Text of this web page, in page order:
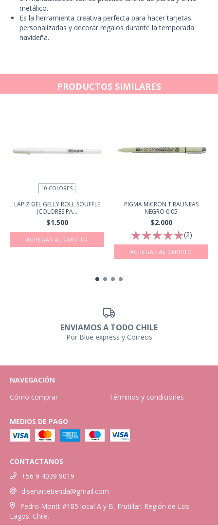
metálico.
Es la herramienta creativa perfecta para hacer tarjetas
personalizadas y decorar regalos durante la temporada
navideña.
PRODUCTOS SIMILARES
10 COLORES
LÁPIZ GEL GELLY ROLL SOUFFLE
(COLORES PA...
$1.500
AGREGAR AL CARRITO
PIGMA MICRON TIRALINEAS
NEGRO 0.05
$2.000
(2)
ENVIAMOS A TODO CHILE
Por Blue express y Correos
NAVEGACIÓN
Cómo comprar
Términos y condiciones
MEDIOS DE PAGO
CONTACTANOS
+56 9 4039 9019
disenartetienda@gmail.com
Pedro Montt #185 local A y B, Frutillar. Región de Los
Lagos. Chile.